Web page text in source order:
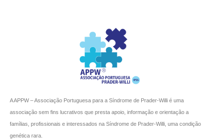
A APPW – Associação Portuguesa para a Síndrome de Prader-Willi é uma
associação sem fins lucrativos que presta apoio, informação e orientação a
famílias, profissionais e interessados na Síndrome de Prader-Willi, uma condição
genética rara.